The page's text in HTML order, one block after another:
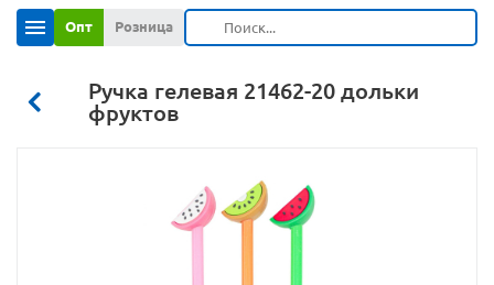
Опт Розница
Ручка гелевая 21462-20 дольки
фруктов